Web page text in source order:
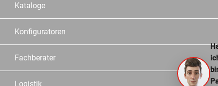
Kataloge
Konfiguratoren
Fachberater
Logistik